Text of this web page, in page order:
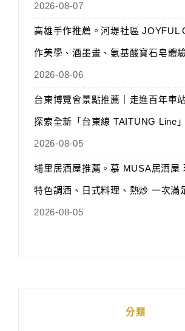
2026-08-07
高雄手作推薦。河堤社區 JOYFUL
作美學、酒墨畫、氨基酸寶石皂體驗
2026-08-06
台東博覽會景點推薦｜走進百年車
探索全新「台東線 TAITUNG Line」
2026-08-05
埔里居酒屋推薦。慕 MUSA居酒屋
特色調酒、日式料理、熱炒 一次滿
2026-08-05
分類